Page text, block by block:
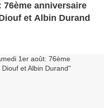
76ème anniversaire
et Albin Durand